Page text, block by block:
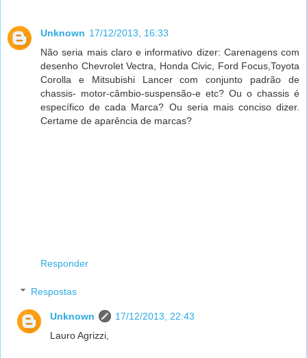
Unknown 17/12/2013, 16:33
Não seria mais claro e informativo dizer: Carenagens com
desenho Chevrolet Vectra, Honda Civic, Ford Focus,Toyota
Corolla e Mitsubishi Lancer com conjunto padrão de
chassis- motor-câmbio-suspensão-e etc? Ou o chassis é
específico de cada Marca? Ou seria mais conciso dizer.
Certame de aparência de marcas?
Responder
Respostas
Unknown
17/12/2013, 22:43
Lauro Agrizzi,